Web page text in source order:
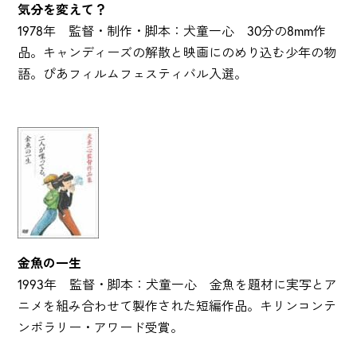
気分を変えて？
1978年 監督・制作・脚本：犬童一心 30分の8mm作
品。キャンディーズの解散と映画にのめり込む少年の物
語。ぴあフィルムフェスティバル入選。
金魚の一生
1993年 監督・脚本：犬童一心 金魚を題材に実写とア
ニメを組み合わせて製作された短編作品。キリンコンテ
ンポラリー・アワード受賞。